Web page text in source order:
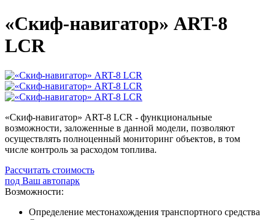
«Скиф-навигатор» ART-8
LCR
«Скиф-навигатор» ART-8 LCR - функциональные
возможности, заложенные в данной модели, позволяют
осуществлять полноценный мониторинг объектов, в том
числе контроль за расходом топлива.
Рассчитать стоимость
под Ваш автопарк
Возможности:
Определение местонахождения транспортного средства